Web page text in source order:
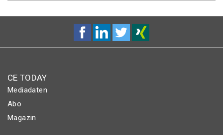
CE TODAY
Mediadaten
Abo
Magazin